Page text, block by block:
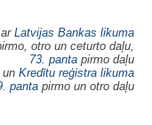
Latvijas Bankas likuma
otro un ceturto daļu,
73. panta pirmo daļu
un Kredītu reģistra likuma
panta pirmo un otro daļu